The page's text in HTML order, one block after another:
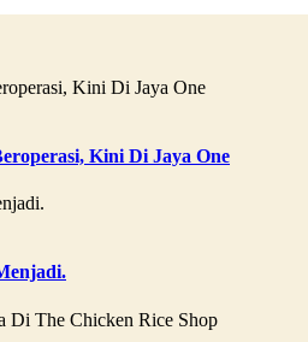
Kini Di Jaya One